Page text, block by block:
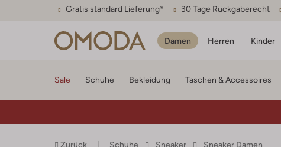
Gratis standard Lieferung* 30 Tage Rückgaberecht
Damen Herren Kinder
Sale Schuhe Bekleidung Taschen & Accessoires
Zurück Schuhe Sneaker Sneaker Damen